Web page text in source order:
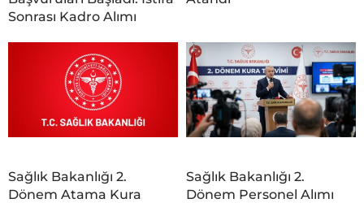
Sonrası Kadro Alımı
Sağlık Bakanlığı 2.
Dönem Atama Kura
Sağlık Bakanlığı 2.
Dönem Personel Alımı